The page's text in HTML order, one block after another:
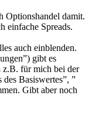
Optionshandel damit.
einfache Spreads.
auch einblenden.
gibt es
z.B. für mich bei der
Basiswertes”, ”
Gibt aber noch